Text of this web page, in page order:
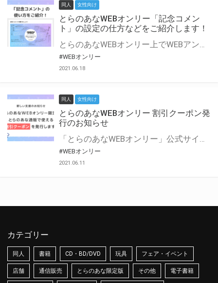
同人 女性向け
とらのあなWEBオンリー「記念コメン
ト」の設定の仕方などをご紹介します！
とらのあなWEBオンリー上でWEBアンソロジーが作成できる「記念コメント」について、その使い方や作成手順を解説します！ 支援タイプを「サークル参加型」「サークル参加型・マルシェ(イベント会場)機能付き」でお申し込みいただいている主催者様はぜひご活用ください♪ とらのあなWEBオンリーサイトはこちら
#WEBオンリー
2021.06.18
同人 女性向け
とらのあなWEBオンリー 割引クーポン発
行のお知らせ
「とらのあなWEBオンリー」公式サイトでとらのあな通販の「割引クーポン」を配布中！ イベントごとに開催当日限定で使える割引クーポンのシリアルコードを発行します。 とらのあなWEBオンリーのページをチェックして、イベント当日にお得にお買い物を楽しみましょう♪ ※本キャンペーンは予告なく終了する場合がございます。 とらのあなWEBオンリーサイトはこちら
#WEBオンリー
2021.06.11
カテゴリー
同人 書籍 CD・BD/DVD 玩具 フェア・イベント
店舗 通信販売 とらのあな限定版 その他 電子書籍